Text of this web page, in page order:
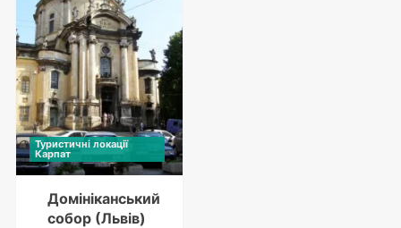
Туристичні локації
Карпат
Домініканський
собор (Львів)